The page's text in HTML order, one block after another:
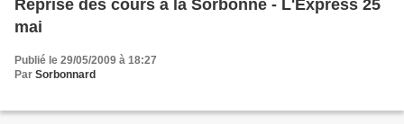
Reprise des cours à la Sorbonne - L'Express 25
mai
Publié le 29/05/2009 à 18:27
Par Sorbonnard